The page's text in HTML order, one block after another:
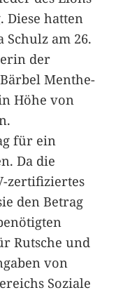
Diese hatten
Schulz am 26.
der
Menthe-
Höhe von
für ein
Da die
zertifiziertes
den Betrag
Rutsche und
von
Soziale